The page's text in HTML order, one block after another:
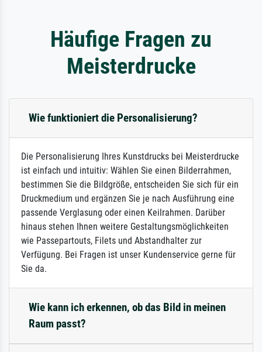
Häufige Fragen zu
Meisterdrucke
Wie funktioniert die Personalisierung?
Die Personalisierung Ihres Kunstdrucks bei Meisterdrucke
ist einfach und intuitiv: Wählen Sie einen Bilderrahmen,
bestimmen Sie die Bildgröße, entscheiden Sie sich für ein
Druckmedium und ergänzen Sie je nach Ausführung eine
passende Verglasung oder einen Keilrahmen. Darüber
hinaus stehen Ihnen weitere Gestaltungsmöglichkeiten
wie Passepartouts, Filets und Abstandhalter zur
Verfügung. Bei Fragen ist unser Kundenservice gerne für
Sie da.
Wie kann ich erkennen, ob das Bild in meinen
Raum passt?